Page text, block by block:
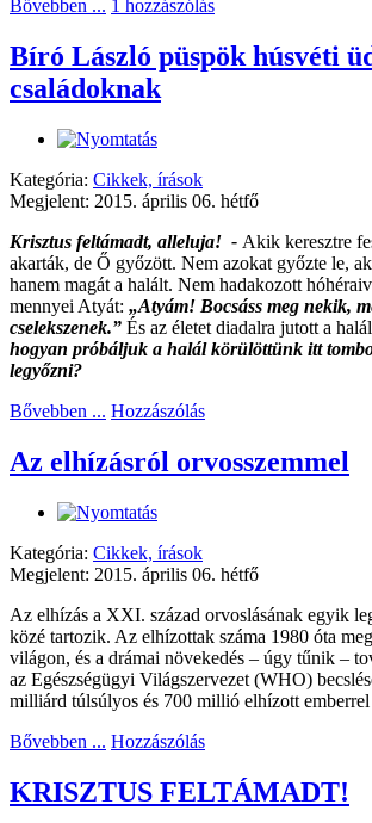
Bővebben ... 1 hozzászólás
Bíró László püspök húsvéti
családoknak
Kategória: Cikkek, írások
Megjelent: 2015. április 06. hétfő
Krisztus feltámadt, alleluja! - Akik keresztre
akarták, de Ő győzött. Nem azokat győzte le,
hanem magát a halált. Nem hadakozott
mennyei Atyát: „Atyám! Bocsáss meg nekik,
cselekszenek.” És az életet diadalra jutott a
hogyan próbáljuk a halál körülöttünk itt
legyőzni?
Bővebben ... Hozzászólás
Az elhízásról orvosszemmel
Kategória: Cikkek, írások
Megjelent: 2015. április 06. hétfő
Az elhízás a XXI. század orvoslásának egyik
közé tartozik. Az elhízottak száma 1980 óta
világon, és a drámai növekedés – úgy tűnik –
az Egészségügyi Világszervezet (WHO)
milliárd túlsúlyos és 700 millió elhízott emberrel
Bővebben ... Hozzászólás
KRISZTUS FELTÁMADT!